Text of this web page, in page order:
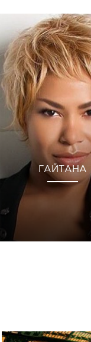
ГАЙТАНА